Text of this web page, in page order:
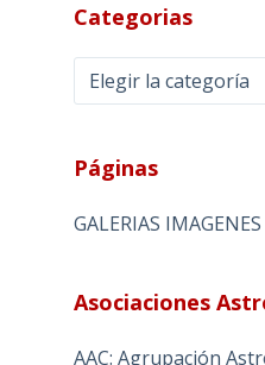
Categorias
Categorias
Páginas
GALERIAS IMAGENES
Asociaciones
AAC: Agrupación